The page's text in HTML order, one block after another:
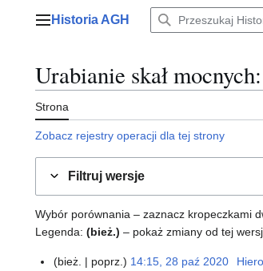
Menu główne
Historia AGH
Urabianie skał mocnych
Strona
Zobacz rejestry operacji dla tej strony
Filtruj wersje
Wybór porównania – zaznacz kropeczkami
Legenda: (bież.) – pokaż zmiany od tej
2
bież. poprz. 14:15, 28 paź 2020